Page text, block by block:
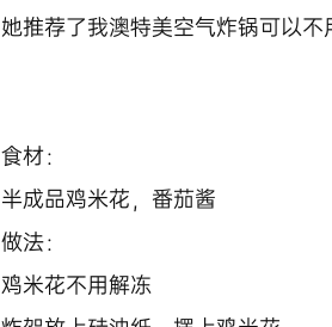
她推荐了我澳特美空气炸锅可以
食材：
半成品鸡米花，番茄酱
做法：
鸡米花不用解冻